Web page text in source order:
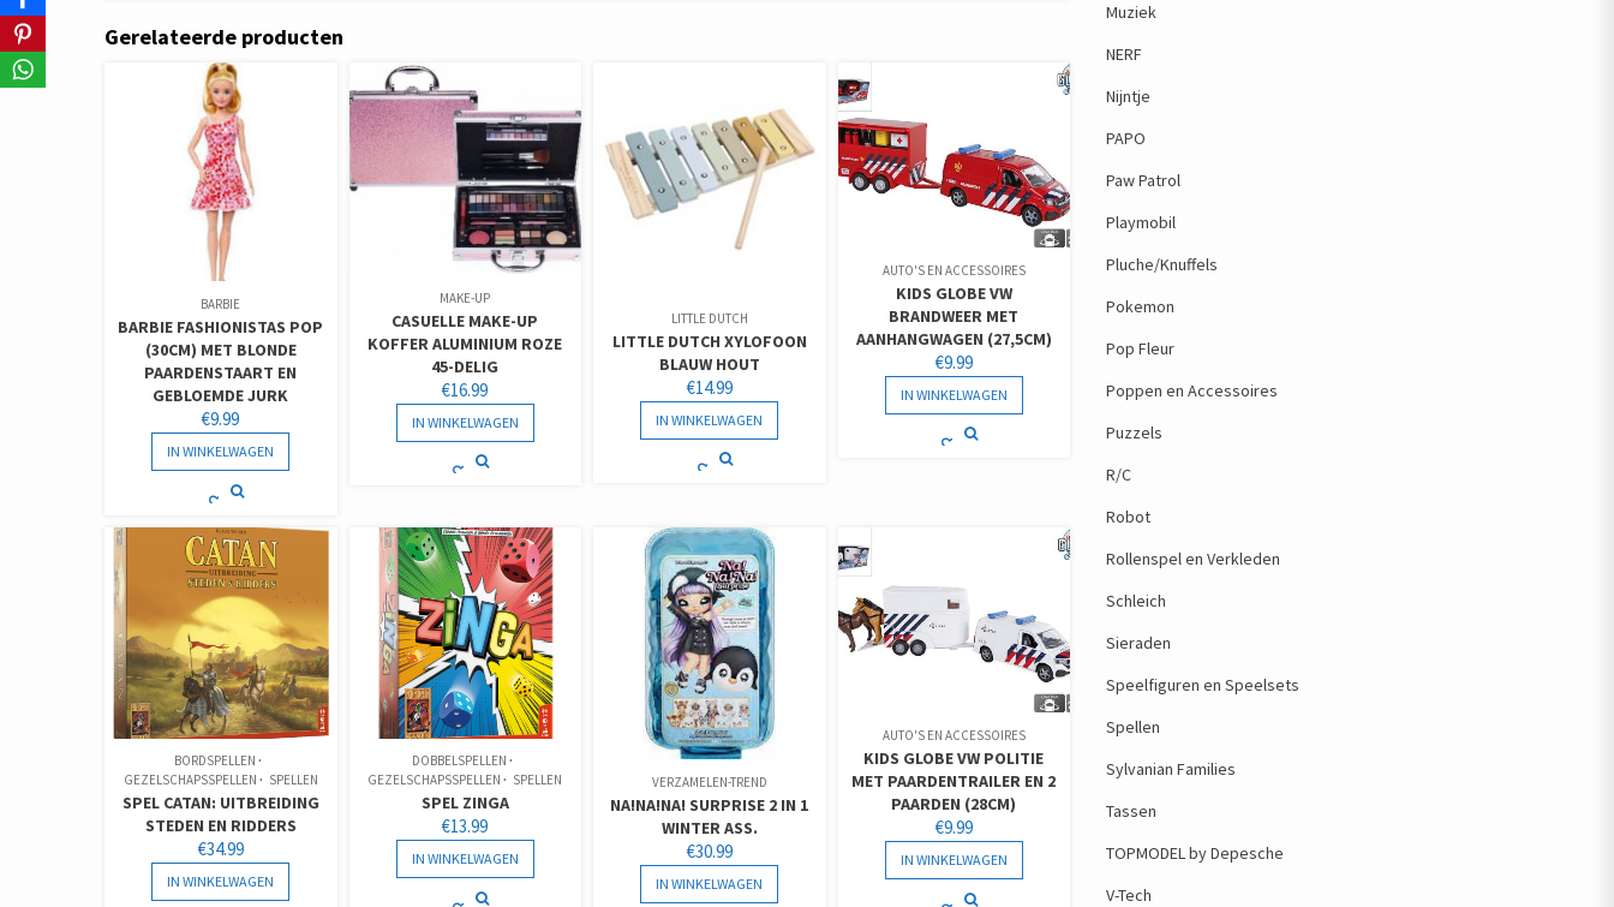
Gerelateerde producten
BARBIE
BARBIE FASHIONISTAS POP
(30CM) MET BLONDE
PAARDENSTAART EN
GEBLOEMDE JURK
€9.99
IN WINKELWAGEN
MAKE-UP
CASUELLE MAKE-UP
KOFFER ALUMINIUM ROZE
45-DELIG
€16.99
IN WINKELWAGEN
LITTLE DUTCH
LITTLE DUTCH XYLOFOON
BLAUW HOUT
€14.99
IN WINKELWAGEN
AUTO'S EN ACCESSOIRES
KIDS GLOBE VW
BRANDWEER MET
AANHANGWAGEN (27,5CM)
€9.99
IN WINKELWAGEN
BORDSPELLEN
GEZELSCHAPSSPELLEN
SPELLEN
SPEL CATAN: UITBREIDING
STEDEN EN RIDDERS
€34.99
IN WINKELWAGEN
DOBBELSPELLEN
GEZELSCHAPSSPELLEN
SPELLEN
SPEL ZINGA
€13.99
IN WINKELWAGEN
VERZAMELEN-TREND
NA!NA!NA! SURPRISE 2 IN 1
WINTER ASS.
€30.99
IN WINKELWAGEN
AUTO'S EN ACCESSOIRES
KIDS GLOBE VW POLITIE
MET PAARDENTRAILER EN 2
PAARDEN (28CM)
€9.99
IN WINKELWAGEN
Muziek
NERF
Nijntje
PAPO
Paw Patrol
Playmobil
Pluche/Knuffels
Pokemon
Pop Fleur
Poppen en Accessoires
Puzzels
R/C
Robot
Rollenspel en Verkleden
Schleich
Sieraden
Speelfiguren en Speelsets
Spellen
Sylvanian Families
Tassen
TOPMODEL by Depesche
V-Tech